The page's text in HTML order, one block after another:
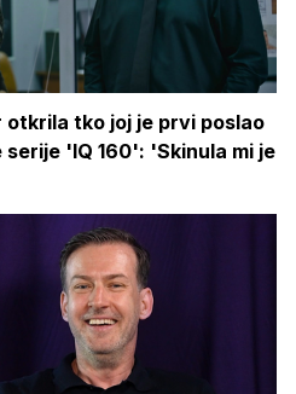
otkrila tko joj je prvi poslao
'IQ 160': 'Skinula mi je